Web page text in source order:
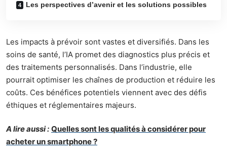
Les perspectives d’avenir et les solutions possibles
Les impacts à prévoir sont vastes et diversifiés. Dans les
soins de santé, l’IA promet des diagnostics plus précis et
des traitements personnalisés. Dans l’industrie, elle
pourrait optimiser les chaînes de production et réduire les
coûts. Ces bénéfices potentiels viennent avec des défis
éthiques et réglementaires majeurs.
A lire aussi : Quelles sont les qualités à considérer pour
acheter un smartphone ?